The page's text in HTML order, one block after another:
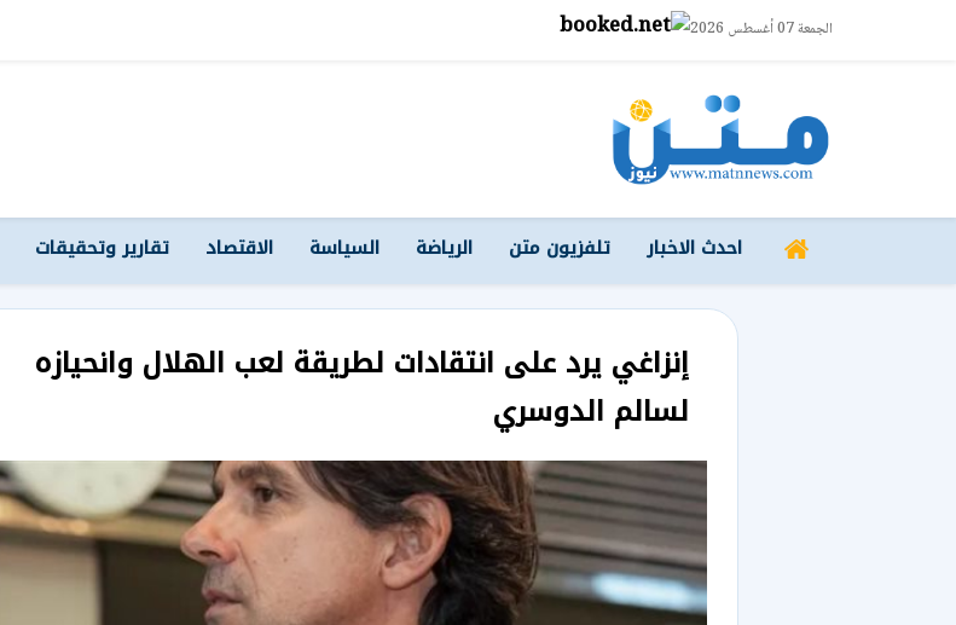
الجمعة 07 أغسطس 2026
احدث الاخبار تلفزيون متن الرياضة السياسة الاقتصاد تقارير وتحقيقات
إنزاغي يرد على انتقادات لطريقة لعب الهلال وانحيازه
لسالم الدوسري